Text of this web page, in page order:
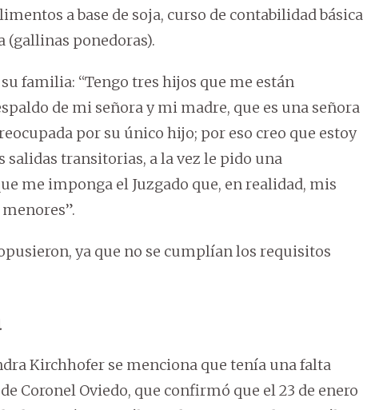
a base de soja, curso de contabilidad básica
(gallinas ponedoras).
familia: “Tengo tres hijos que me están
de mi señora y mi madre, que es una señora
por su único hijo; por eso creo que estoy
transitorias, a la vez le pido una
me imponga el Juzgado que, en realidad, mis
ya que no se cumplían los requisitos
Kirchhofer se menciona que tenía una falta
Coronel Oviedo, que confirmó que el 23 de enero